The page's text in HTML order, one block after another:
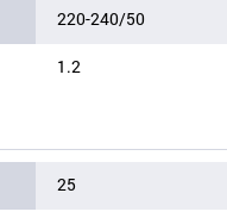
220-240/50
1.2
25